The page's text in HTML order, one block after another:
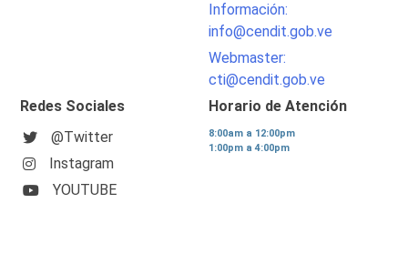
Información:
info@cendit.gob.ve
Webmaster:
cti@cendit.gob.ve
Redes Sociales
@Twitter
Instagram
YOUTUBE
Horario de Atención
8:00am a 12:00pm
1:00pm a 4:00pm